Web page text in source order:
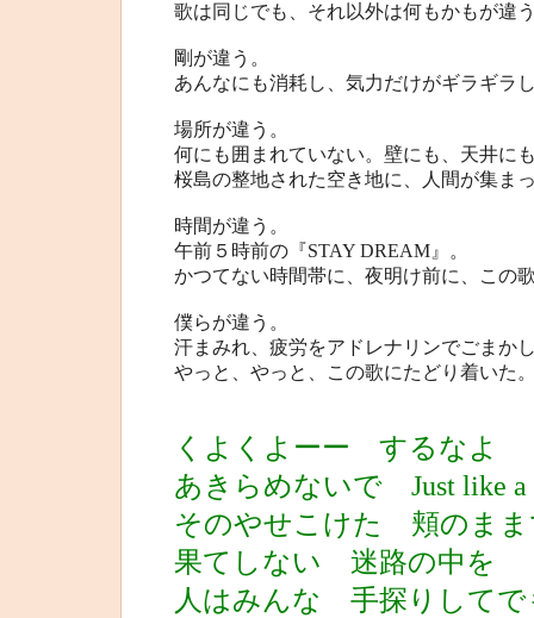
歌は同じでも、それ以外は何もかもが違
剛が違う。
あんなにも消耗し、気力だけがギラギラ
場所が違う。
何にも囲まれていない。壁にも、天井に
桜島の整地された空き地に、人間が集ま
時間が違う。
午前５時前の『STAY DREAM』。
かつてない時間帯に、夜明け前に、この
僕らが違う。
汗まみれ、疲労をアドレナリンでごまか
やっと、やっと、この歌にたどり着いた
くよくよーー するなよ
あきらめないで Just like a
そのやせこけた 頬のまま
果てしない 迷路の中を
人はみんな 手探りしてで